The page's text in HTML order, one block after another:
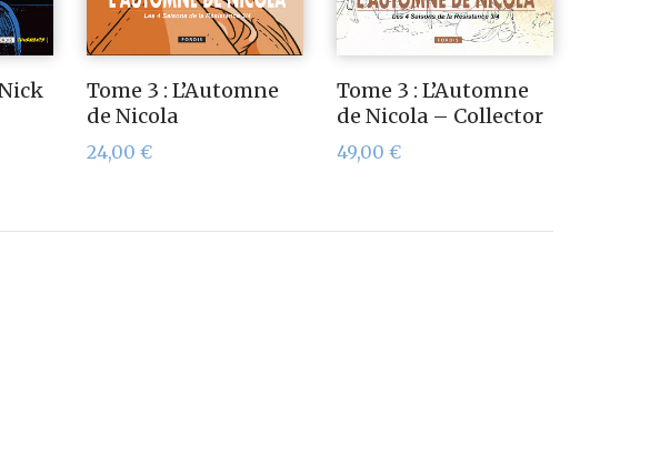
Tome 3 : L’Automne
de Nicola
24,00 €
Tome 3 : L’Automne
de Nicola – Collector
49,00 €